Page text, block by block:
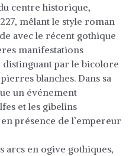
centre historique,
mêlant le style roman
avec le récent gothique
manifestations
distinguant par le bicolore
blanches. Dans sa
un événement
et les gibelins
présence de l’empereur
arcs en ogive gothiques,